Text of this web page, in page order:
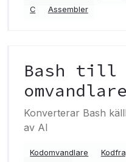
C
Assembler
Bash till
omvandlare
Konverterar Bash
av AI
Kodomvandlare